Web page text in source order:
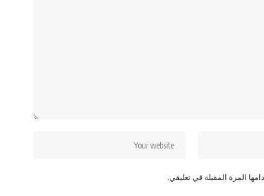
المرة المقبلة في تعليقي.